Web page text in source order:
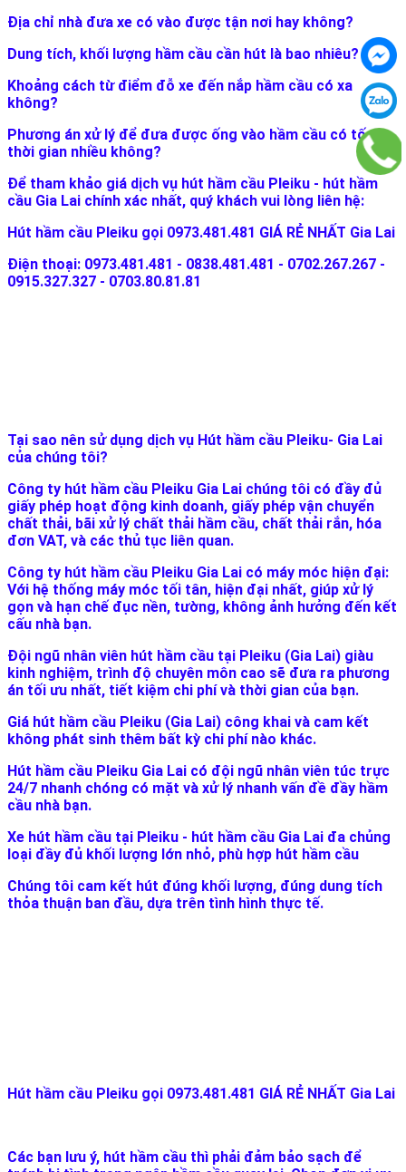
Địa chỉ nhà đưa xe có vào được tận nơi hay không?
Dung tích, khối lượng hầm cầu cần hút là bao nhiêu?
Khoảng cách từ điểm đỗ xe đến nắp hầm cầu có xa
không?
Phương án xử lý để đưa được ống vào hầm cầu có tốn
thời gian nhiều không?
Để tham khảo giá dịch vụ hút hầm cầu Pleiku - hút hầm
cầu Gia Lai chính xác nhất, quý khách vui lòng liên hệ:
Hút hầm cầu Pleiku gọi 0973.481.481 GIÁ RẺ NHẤT Gia Lai
Điện thoại: 0973.481.481 - 0838.481.481 - 0702.267.267 -
0915.327.327 - 0703.80.81.81
Tại sao nên sử dụng dịch vụ Hút hầm cầu Pleiku- Gia Lai
của chúng tôi?
Công ty hút hầm cầu Pleiku Gia Lai chúng tôi có đầy đủ
giấy phép hoạt động kinh doanh, giấy phép vận chuyển
chất thải, bãi xử lý chất thải hầm cầu, chất thải rắn, hóa
đơn VAT, và các thủ tục liên quan.
Công ty hút hầm cầu Pleiku Gia Lai có máy móc hiện đại:
Với hệ thống máy móc tối tân, hiện đại nhất, giúp xử lý
gọn và hạn chế đục nền, tường, không ảnh hưởng đến kết
cấu nhà bạn.
Đội ngũ nhân viên hút hầm cầu tại Pleiku (Gia Lai) giàu
kinh nghiệm, trình độ chuyên môn cao sẽ đưa ra phương
án tối ưu nhất, tiết kiệm chi phí và thời gian của bạn.
Giá hút hầm cầu Pleiku (Gia Lai) công khai và cam kết
không phát sinh thêm bất kỳ chi phí nào khác.
Hút hầm cầu Pleiku Gia Lai có đội ngũ nhân viên túc trực
24/7 nhanh chóng có mặt và xử lý nhanh vấn đề đầy hầm
cầu nhà bạn.
Xe hút hầm cầu tại Pleiku - hút hầm cầu Gia Lai đa chủng
loại đầy đủ khối lượng lớn nhỏ, phù hợp hút hầm cầu
Chúng tôi cam kết hút đúng khối lượng, đúng dung tích
thỏa thuận ban đầu, dựa trên tình hình thực tế.
Hút hầm cầu Pleiku gọi 0973.481.481 GIÁ RẺ NHẤT Gia Lai
Các bạn lưu ý, hút hầm cầu thì phải đảm bảo sạch để